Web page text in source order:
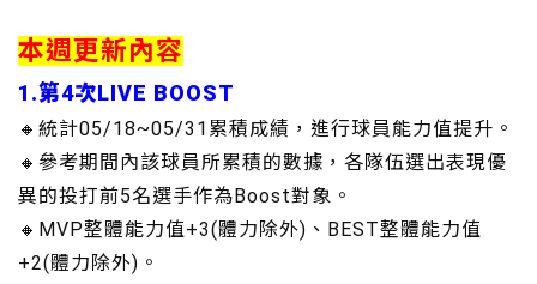
本週更新內容
1.第4次LIVE BOOST
🔸統計05/18~05/31累積成績，進行球員能力值提升。
🔸參考期間內該球員所累積的數據，各隊伍選出表現優
異的投打前5名選手作為Boost對象。
🔸MVP整體能力值+3(體力除外)、BEST整體能力值
+2(體力除外)。